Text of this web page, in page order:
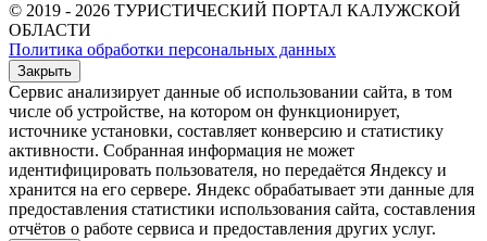
© 2019 - 2026 ТУРИСТИЧЕСКИЙ ПОРТАЛ КАЛУЖСКОЙ
ОБЛАСТИ
Политика обработки персональных данных
Закрыть
Сервис анализирует данные об использовании сайта, в том
числе об устройстве, на котором он функционирует,
источнике установки, составляет конверсию и статистику
активности. Собранная информация не может
идентифицировать пользователя, но передаётся Яндексу и
хранится на его сервере. Яндекс обрабатывает эти данные для
предоставления статистики использования сайта, составления
отчётов о работе сервиса и предоставления других услуг.